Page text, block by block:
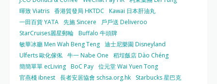
暉致 Viatris 香港貿發局 HKTDC
Kawai 日本肝油丸
一田百貨 YATA 先施 Sincere
戶戶送 Deliveroo
StarCruises麗星郵輪 Buffalo 牛頭牌
敏華冰廳 Men Wah Beng Teng 迪士尼樂園 Disneyland
Ulferts 歐化傢俬 牛一 Nabe One
稻埕飯店 Dào Chéng
簡簡單單 ecLiving BoC Pay 位元堂 Wai Yuen Tong
官燕棧 ibnest 長者安居協會 schsa.org.hk
Starbucks 星巴克